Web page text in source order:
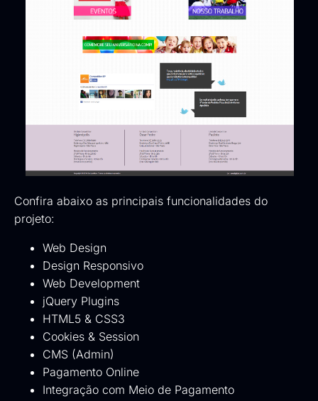
Confira abaixo as principais funcionalidades do
projeto:
Web Design
Design Responsivo
Web Development
jQuery Plugins
HTML5 & CSS3
Cookies & Session
CMS (Admin)
Pagamento Online
Integração com Meio de Pagamento